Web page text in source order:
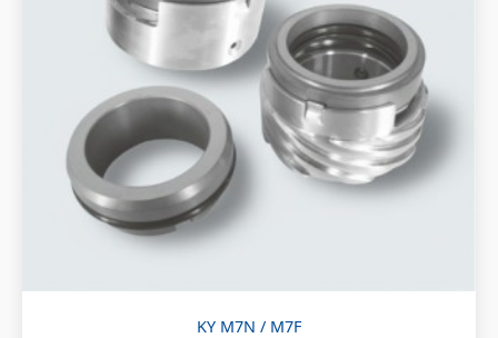
KY M7N / M7F